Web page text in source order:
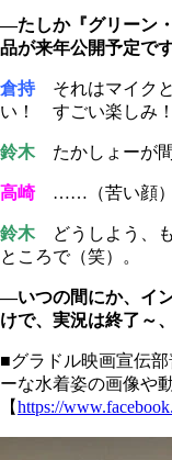
―たしか『グリーン
品が来年公開予定で
倉持それはマイクと
い！ すごい楽しみ！
鈴木たかしょーが間
高崎……（苦い顔）
鈴木どうしよう、も
ところで（笑）。
―いつの間にか、イ
けで、実況は終了～
■グラドル映画宣伝
ーな水着姿の画像や
【https://